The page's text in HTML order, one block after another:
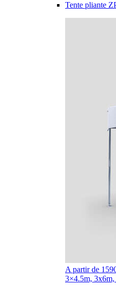
Tente pliante
A partir de
3×4.5m,